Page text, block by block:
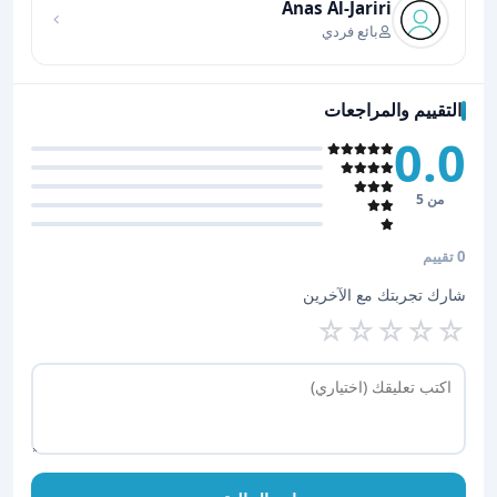
Anas Al-Jariri
بائع فردي
التقييم والمراجعات
0.0
من 5
0 تقييم
شارك تجربتك مع الآخرين
☆
☆
☆
☆
☆